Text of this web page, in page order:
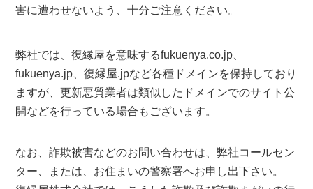
害に遭わせないよう、十分ご注意ください。
弊社では、復縁屋を意味するfukuenya.co.jp、
fukuenya.jp、復縁屋.jpなど各種ドメインを保持しており
ますが、更新悪質業者は類似したドメインでのサイト公
開などを行っている場合もございます。
なお、詐欺被害などのお問い合わせは、弊社コールセン
ター、または、お住まいの警察署へお申し出下さい。